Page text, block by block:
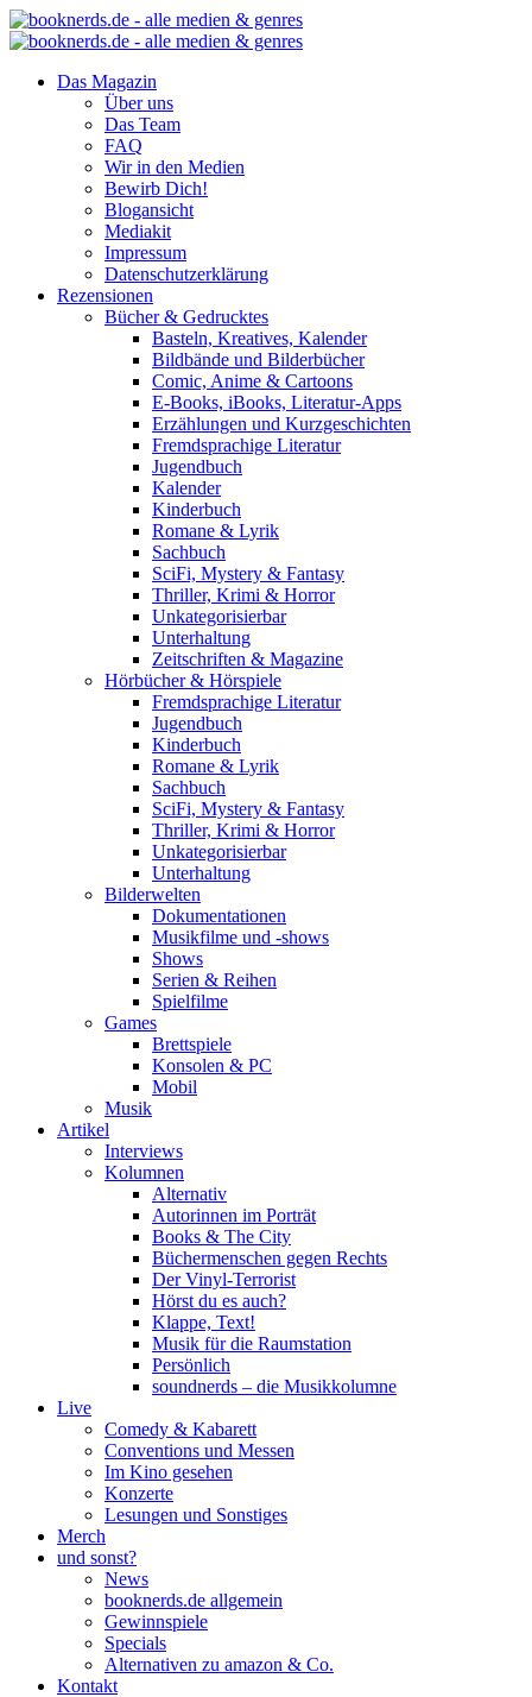
Das Magazin
Über uns
Das Team
FAQ
Wir in den Medien
Bewirb Dich!
Blogansicht
Mediakit
Impressum
Datenschutzerklärung
Rezensionen
Bücher & Gedrucktes
Basteln, Kreatives, Kalender
Bildbände und Bilderbücher
Comic, Anime & Cartoons
E-Books, iBooks, Literatur-Apps
Erzählungen und Kurzgeschichten
Fremdsprachige Literatur
Jugendbuch
Kalender
Kinderbuch
Romane & Lyrik
Sachbuch
SciFi, Mystery & Fantasy
Thriller, Krimi & Horror
Unkategorisierbar
Unterhaltung
Zeitschriften & Magazine
Hörbücher & Hörspiele
Fremdsprachige Literatur
Jugendbuch
Kinderbuch
Romane & Lyrik
Sachbuch
SciFi, Mystery & Fantasy
Thriller, Krimi & Horror
Unkategorisierbar
Unterhaltung
Bilderwelten
Dokumentationen
Musikfilme und -shows
Shows
Serien & Reihen
Spielfilme
Games
Brettspiele
Konsolen & PC
Mobil
Musik
Artikel
Interviews
Kolumnen
Alternativ
Autorinnen im Porträt
Books & The City
Büchermenschen gegen Rechts
Der Vinyl-Terrorist
Hörst du es auch?
Klappe, Text!
Musik für die Raumstation
Persönlich
soundnerds – die Musikkolumne
Live
Comedy & Kabarett
Conventions und Messen
Im Kino gesehen
Konzerte
Lesungen und Sonstiges
Merch
und sonst?
News
booknerds.de allgemein
Gewinnspiele
Specials
Alternativen zu amazon & Co.
Kontakt